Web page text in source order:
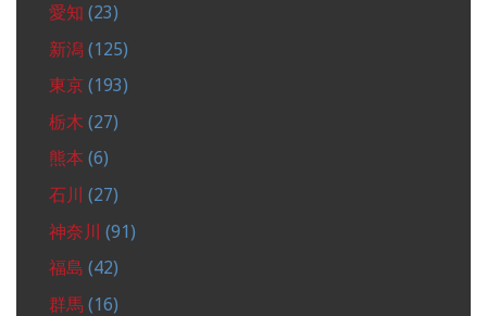
愛知 (23)
新潟 (125)
東京 (193)
栃木 (27)
熊本 (6)
石川 (27)
神奈川 (91)
福島 (42)
群馬 (16)